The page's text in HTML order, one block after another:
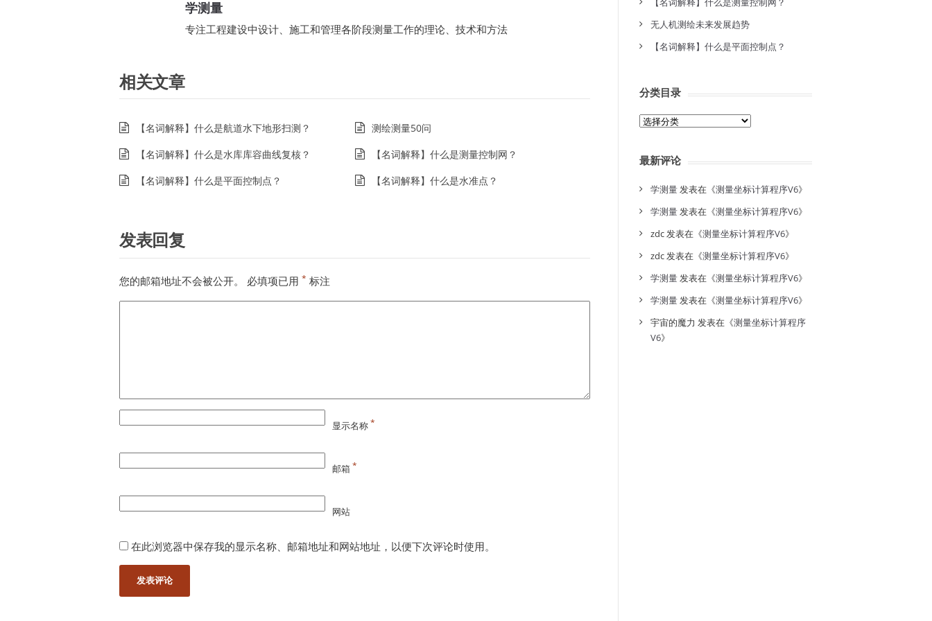
学测量
专注工程建设中设计、施工和管理各阶段测量工作的理论、技术和方法
相关文章
【名词解释】什么是航道水下地形扫测？
测绘测量50问
【名词解释】什么是水库库容曲线复核？
【名词解释】什么是测量控制网？
【名词解释】什么是平面控制点？
【名词解释】什么是水准点？
发表回复
您的邮箱地址不会被公开。 必填项已用 * 标注
显示名称*
邮箱*
网站
在此浏览器中保存我的显示名称、邮箱地址和网站地址，以便下次评论时使用。
无人机测绘未来发展趋势
【名词解释】什么是平面控制点？
分类目录
分
录
最新评论
学测量发表在《测量坐标计算程序V6》
学测量发表在《测量坐标计算程序V6》
zdc发表在《测量坐标计算程序V6》
zdc发表在《测量坐标计算程序V6》
学测量发表在《测量坐标计算程序V6》
学测量发表在《测量坐标计算程序V6》
宇宙的魔力 发表在《测量坐标计算程序
V6》